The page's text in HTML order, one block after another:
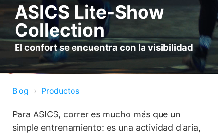
ASICS Lite-Show
Collection
El confort se encuentra con la visibilidad
Blog Productos
Para ASICS, correr es mucho más que un
simple entrenamiento: es una actividad diaria,